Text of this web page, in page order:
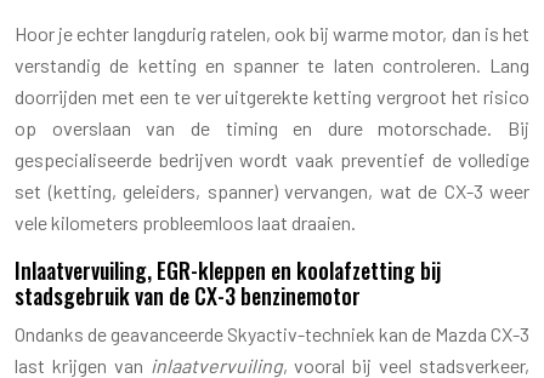
Hoor je echter langdurig ratelen, ook bij warme motor, dan is het
verstandig de ketting en spanner te laten controleren. Lang
doorrijden met een te ver uitgerekte ketting vergroot het risico
op overslaan van de timing en dure motorschade. Bij
gespecialiseerde bedrijven wordt vaak preventief de volledige
set (ketting, geleiders, spanner) vervangen, wat de CX-3 weer
vele kilometers probleemloos laat draaien.
Inlaatvervuiling, EGR-kleppen en koolafzetting bij
stadsgebruik van de CX-3 benzinemotor
Ondanks de geavanceerde Skyactiv-techniek kan de Mazda CX-3
last krijgen van inlaatvervuiling, vooral bij veel stadsverkeer,